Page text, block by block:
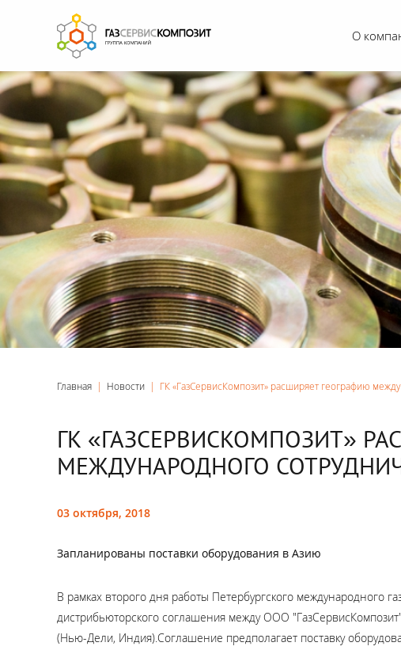
Главная | Новости | ГК «ГазСервисКомпозит» расширяет географию
ГК «ГАЗСЕРВИСКОМПОЗИТ»
МЕЖДУНАРОДНОГО
03 октября, 2018
Запланированы поставки оборудования в Азию
В рамках второго дня работы Петербургского международного
дистрибьюторского соглашения между ООО
(Нью-Дели, Индия).Соглашение предполагает поставку
О